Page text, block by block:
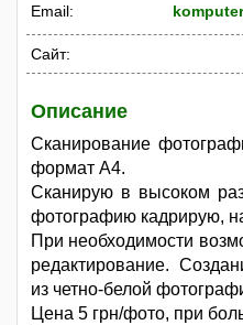
Email:
Сайт:
Описание
Сканирование
формат А4.
Сканирую в высоком
фотографию кадрирую,
При необходимости
редактирование.
из четно-белой
Цена 5 грн/фото, при